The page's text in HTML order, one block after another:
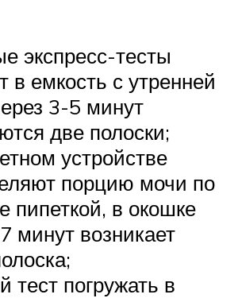
экспресс-тесты
в емкость с утренней
3-5 минут
две полоски;
устройстве
порцию мочи по
пипеткой, в окошке
минут возникает
тест погружать в